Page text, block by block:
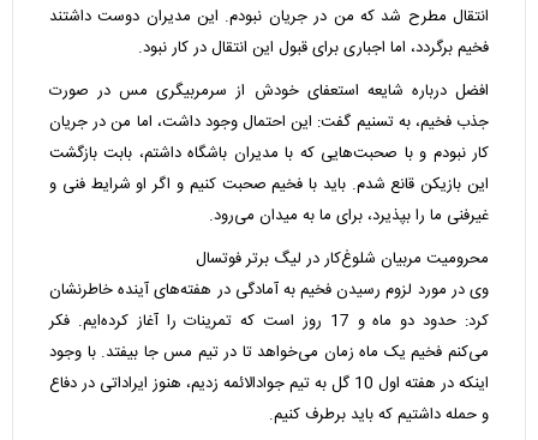
انتقال مطرح شد که من در جریان نبودم. این مدیران دوست داشتند
فخیم برگردد، اما اجباری برای قبول این انتقال در کار نبود.
افضل درباره شایعه استعفای خودش از سرمربیگری مس در صورت
جذب فخیم، به تسنیم گفت: این احتمال وجود داشت، اما من در جریان
کار نبودم و با صحبت‌هایی که با مدیران باشگاه داشتم، بابت بازگشت
این بازیکن قانع شدم. باید با فخیم صحبت کنیم و اگر او شرایط فنی و
غیرفنی ما را بپذیرد، برای ما به میدان می‌رود.
محرومیت مربیان شلوغ‌کار در لیگ برتر فوتسال
وی در مورد لزوم رسیدن فخیم به آمادگی در هفته‌های آینده خاطرنشان
کرد: حدود دو ماه و 17 روز است که تمرینات را آغاز کرده‌ایم. فکر
می‌کنم فخیم یک ماه زمان می‌خواهد تا در تیم مس جا بیفتد. با وجود
اینکه در هفته اول 10 گل به تیم جوادالائمه زدیم، هنوز ایراداتی در دفاع
و حمله داشتیم که باید برطرف کنیم.